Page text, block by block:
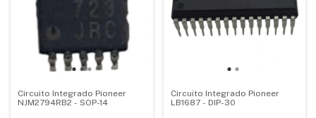
Circuito Integrado Pioneer
NJM2794RB2 - SOP-14
Circuito Integrado Pioneer
LB1687 - DIP-30